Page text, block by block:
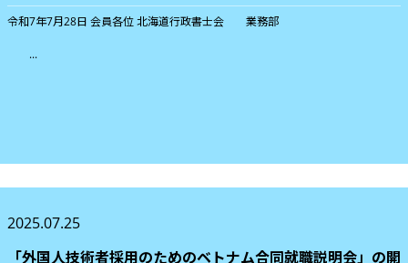
令和7年7月28日 会員各位 北海道行政書士会 業務部
...
2025.07.25
「外国人技術者採用のためのベトナム合同就職説明会」の開